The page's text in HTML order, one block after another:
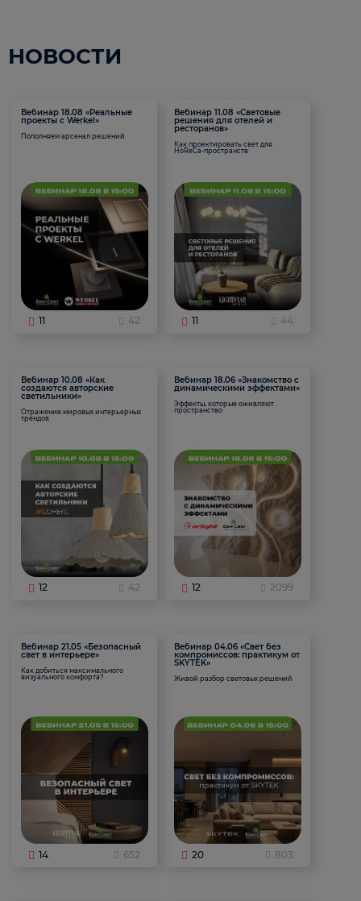
НОВОСТИ
Вебинар 18.08 «Реальные
проекты с Werkel»
Пополняем арсенал решений
11 42
Вебинар 11.08 «Световые
решения для отелей и
ресторанов»
Как проектировать свет для
HoReCa-пространств
11 44
Вебинар 10.08 «Как
создаются авторские
светильники»
Отражение мировых интерьерных
трендов
12 42
Вебинар 18.06 «Знакомство с
динамическими эффектами»
Эффекты, которые оживляют
пространство
12 2099
Вебинар 21.05 «Безопасный
свет в интерьере»
Как добиться максимального
визуального комфорта?
14 652
Вебинар 04.06 «Свет без
компромиссов: практикум от
SKYTEK»
Живой разбор световых решений
20 803